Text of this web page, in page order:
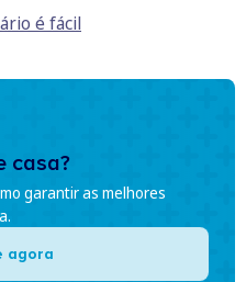
é fácil
casa?
garantir as melhores
agora